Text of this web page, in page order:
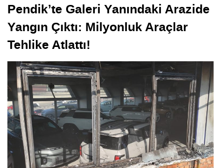
Pendik’te Galeri Yanındaki Arazide
Yangın Çıktı: Milyonluk Araçlar
Tehlike Atlattı!